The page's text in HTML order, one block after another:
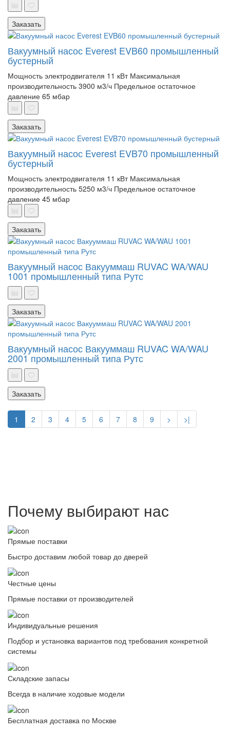
Заказать
Вакуумный насос Everest EVB60 промышленный
бустерный
Мощность электродвигателя 11 кВт Максимальная
производительность 3900 м3/ч Предельное остаточное
давление 65 мбар
Заказать
Вакуумный насос Everest EVB70 промышленный
бустерный
Мощность электродвигателя 11 кВт Максимальная
производительность 5250 м3/ч Предельное остаточное
давление 45 мбар
Заказать
Вакуумный насос Вакууммаш RUVAC WA/WAU
1001 промышленный типа Рутс
Заказать
Вакуумный насос Вакууммаш RUVAC WA/WAU
2001 промышленный типа Рутс
Заказать
1 2 3 4 5 6 7 8 9 > >|
Почему выбирают нас
Прямые поставки
Быстро доставим любой товар до дверей
Честные цены
Прямые поставки от производителей
Индивидуальные решения
Подбор и установка вариантов под требования конкретной
системы
Складские запасы
Всегда в наличие ходовые модели
Бесплатная доставка по Москве